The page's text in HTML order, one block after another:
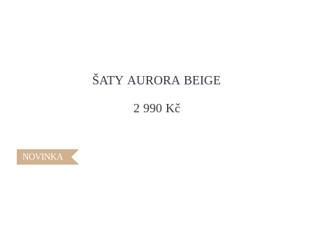
ŠATY AURORA BEIGE
2 990 Kč
NOVINKA